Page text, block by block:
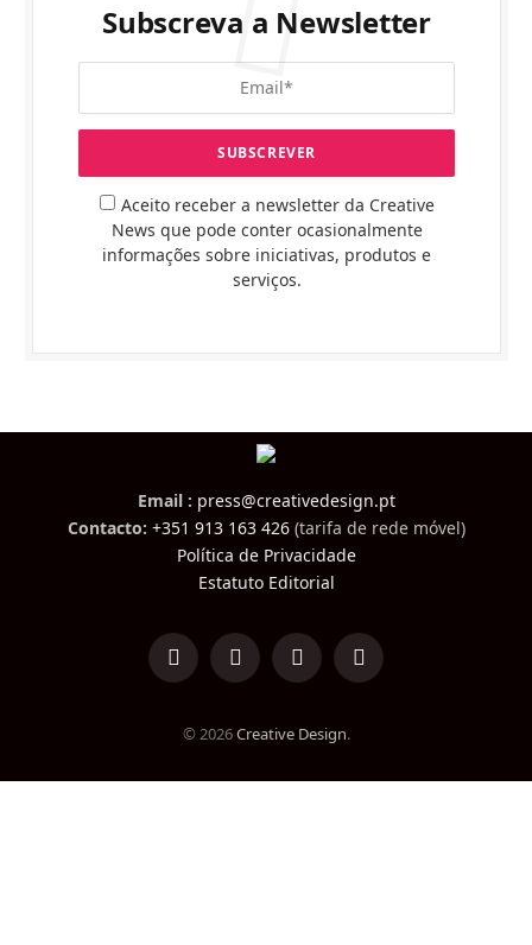
Subscreva a Newsletter
Aceito receber a newsletter da Creative
News que pode conter ocasionalmente
informações sobre iniciativas, produtos e
serviços.
Email : press@creativedesign.pt
Contacto: +351 913 163 426(tarifa de rede móvel)
Política de Privacidade
Estatuto Editorial
LinkedInFacebookInstagramTikTok
© 2026Creative Design.